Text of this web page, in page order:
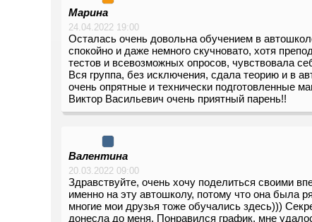
Марина
24.04.2022 19:00
Осталась очень довольна обучением в
спокойно и даже немного скучновато, хотя
тестов и всевозможных опросов, чувствовала
Вся группа, без исключения, сдала теорию и в
очень опрятные и технически подготовленные
Виктор Васильевич очень приятный парень!!
Валентина
20.03.2022 09:00
Здравствуйте, очень хочу поделиться своими
именно на эту автошколу, потому что она была
многие мои друзья тоже обучались здесь)))
донесла до меня. Понравился график, мне